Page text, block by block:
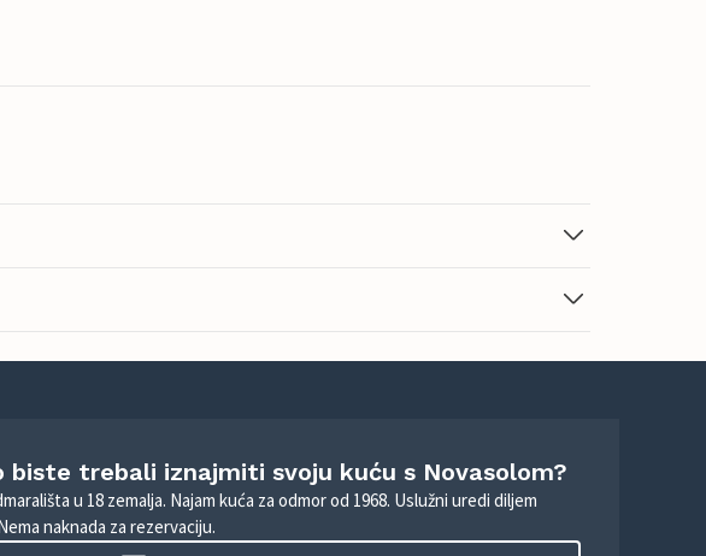
biste trebali iznajmiti svoju kuću s Novasolom?
u 18 zemalja. Najam kuća za odmor od 1968. Uslužni uredi diljem
naknada za rezervaciju.